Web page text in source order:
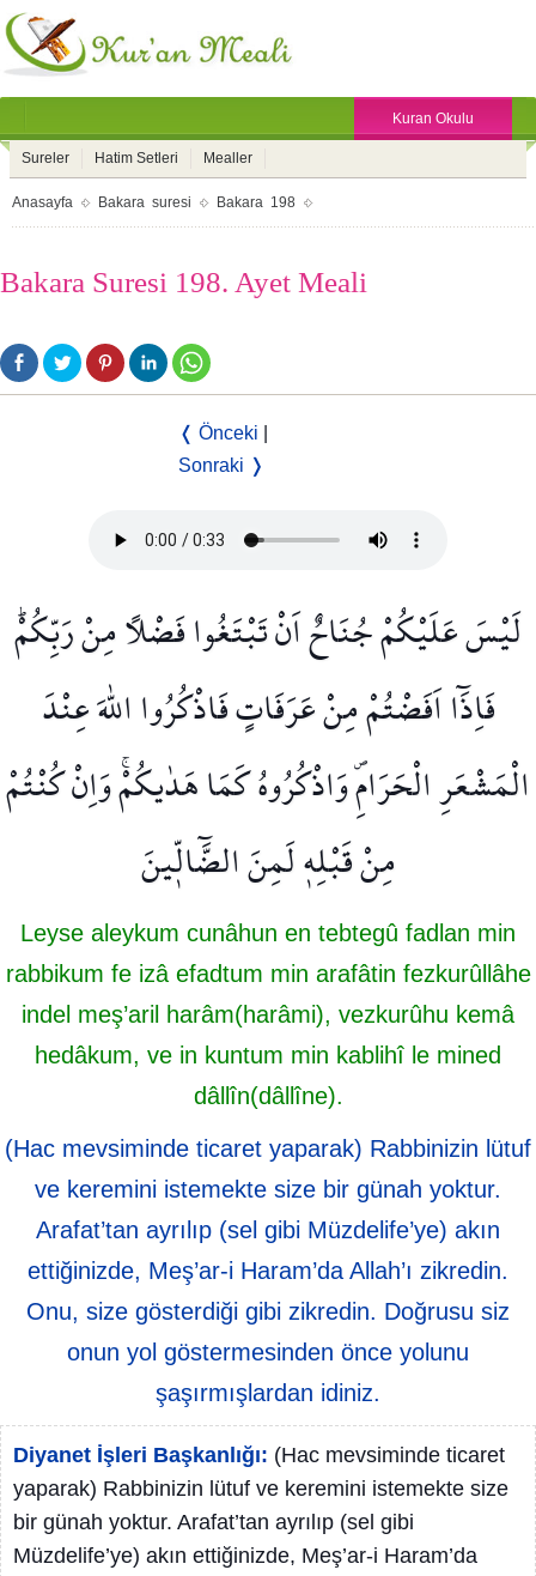
Kuran Okulu
Sureler Hatim Setleri Mealler
Anasayfa Bakara suresi Bakara 198
Bakara Suresi 198. Ayet Meali
❬ Önceki
Sonraki ❭
لَيْسَ عَلَيْكُمْ جُنَاحٌ اَنْ تَبْتَغُوا فَضْلًا مِنْ رَبِّكُمْۜ
فَاِذَٓا اَفَضْتُمْ مِنْ عَرَفَاتٍ فَاذْكُرُوا اللّٰهَ عِنْدَ
الْمَشْعَرِ الْحَرَامِۖ وَاذْكُرُوهُ كَمَا هَدٰيكُمْۚ وَاِنْ كُنْتُمْ
مِنْ قَبْلِه۪ لَمِنَ الضَّٓالّ۪ينَ
Leyse aleykum cunâhun en tebtegû fadlan min
rabbikum fe izâ efadtum min arafâtin fezkurûllâhe
indel meş’aril harâm(harâmi), vezkurûhu kemâ
hedâkum, ve in kuntum min kablihî le mined
dâllîn(dâllîne).
(Hac mevsiminde ticaret yaparak) Rabbinizin lütuf
ve keremini istemekte size bir günah yoktur.
Arafat’tan ayrılıp (sel gibi Müzdelife’ye) akın
ettiğinizde, Meş’ar-i Haram’da Allah’ı zikredin.
Onu, size gösterdiği gibi zikredin. Doğrusu siz
onun yol göstermesinden önce yolunu
şaşırmışlardan idiniz.
Diyanet İşleri Başkanlığı: (Hac mevsiminde ticaret
yaparak) Rabbinizin lütuf ve keremini istemekte size
bir günah yoktur. Arafat’tan ayrılıp (sel gibi
Müzdelife’ye) akın ettiğinizde, Meş’ar-i Haram’da